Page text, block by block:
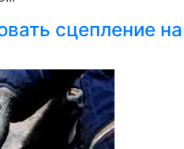
сцепление на